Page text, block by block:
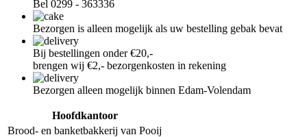
Bel 0299 - 363336
Bezorgen is alleen mogelijk als uw bestelling gebak bevat
Bij bestellingen onder €20,-
brengen wij €2,- bezorgenkosten in rekening
Bezorgen alleen mogelijk binnen Edam-Volendam
Hoofdkantoor
Brood- en banketbakkerij van Pooij